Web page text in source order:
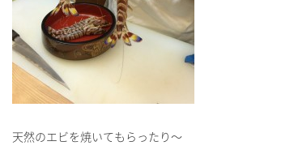
天然のエビを焼いてもらったり～